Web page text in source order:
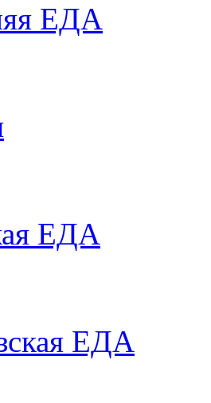
ЕДА
ЕДА
ЕДА